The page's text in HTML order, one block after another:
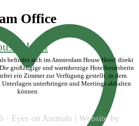
Office
befindet sich im Amsterdam House Hotel direkt
großzügige und warmherzige Hotelbetreiberin
ein Zimmer zur Verfügung gestellt, in dem
Unterlagen unterbringen und Meetings abhalten
können.
· Eyes on Animals | Website by